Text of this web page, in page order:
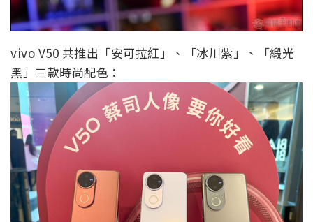
vivo V50 共推出「安可拉紅」、「冰川紫」、「緞光
黑」三款時尚配色：